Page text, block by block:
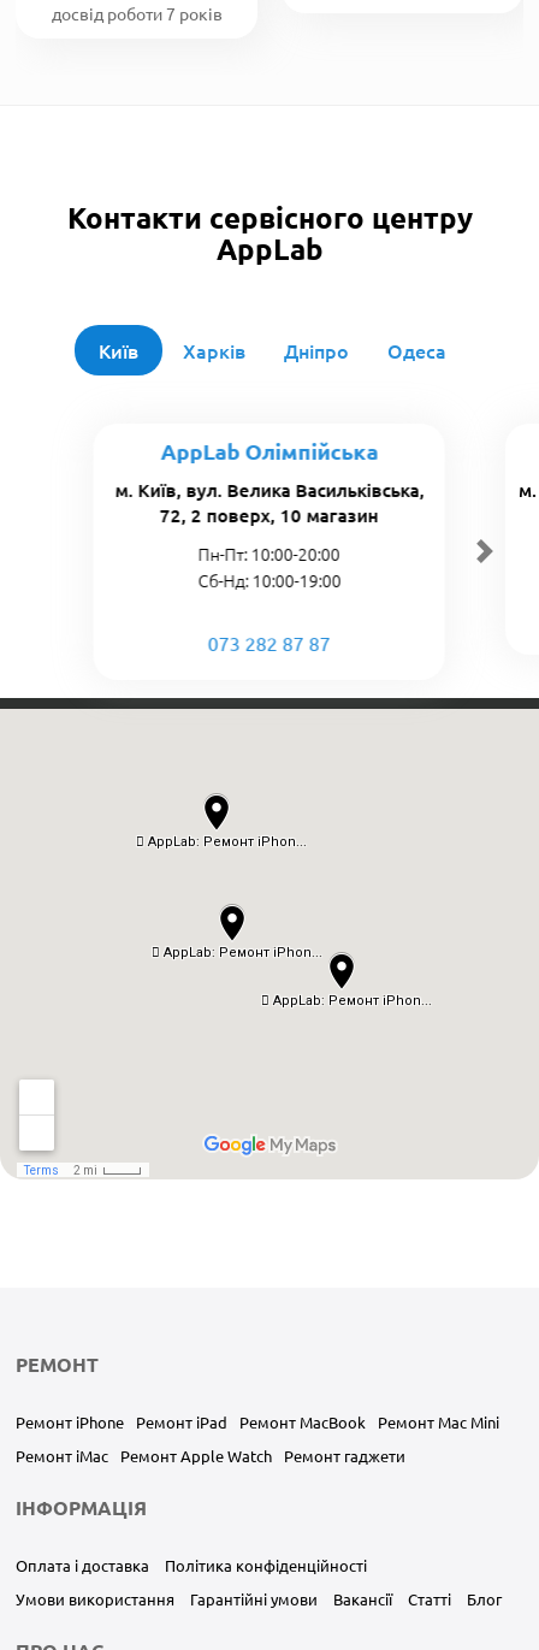
досвід роботи 7 років
Контакти сервісного центру
AppLab
Київ Харків Дніпро Одеса
AppLab Олімпійська
м. Київ, вул. Велика Васильківська,
72, 2 поверх, 10 магазин
Пн-Пт: 10:00-20:00
Сб-Нд: 10:00-19:00
073 282 87 87
РЕМОНТ
Ремонт iPhone Ремонт iPad Ремонт MacBook
Ремонт Mac Mini
Ремонт iMac
Ремонт Apple Watch Ремонт гаджети
ІНФОРМАЦІЯ
Оплата і доставка
Політика конфіденційності
Умови використання
Гарантійні умови Вакансії Статті Блог